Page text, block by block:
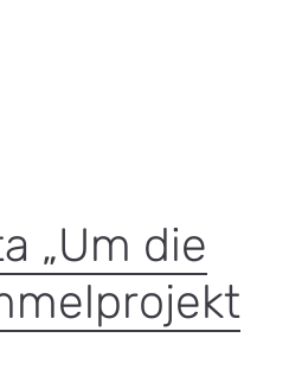
- zur Startseite
„Um die